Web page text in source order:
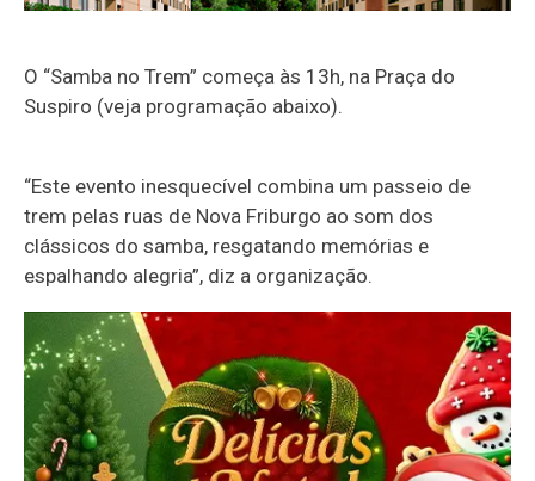
O “Samba no Trem” começa às 13h, na Praça do
Suspiro (veja programação abaixo).
“Este evento inesquecível combina um passeio de
trem pelas ruas de Nova Friburgo ao som dos
clássicos do samba, resgatando memórias e
espalhando alegria”, diz a organização.